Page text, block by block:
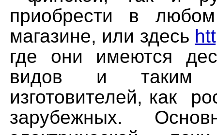
приобрести в
магазине, или здесь
где они имеются
видов и таким
изготовителей, как
зарубежных.